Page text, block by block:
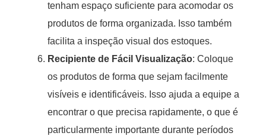
tenham espaço suficiente para acomodar os
produtos de forma organizada. Isso também
facilita a inspeção visual dos estoques.
Recipiente de Fácil Visualização: Coloque
os produtos de forma que sejam facilmente
visíveis e identificáveis. Isso ajuda a equipe a
encontrar o que precisa rapidamente, o que é
particularmente importante durante períodos